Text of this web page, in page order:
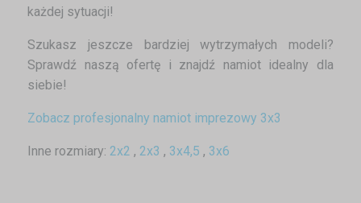
każdej sytuacji!
Szukasz jeszcze bardziej wytrzymałych modeli?
Sprawdź naszą ofertę i znajdź namiot idealny dla
siebie!
Zobacz profesjonalny namiot imprezowy 3x3
Inne rozmiary: 2x2 , 2x3 , 3x4,5 , 3x6